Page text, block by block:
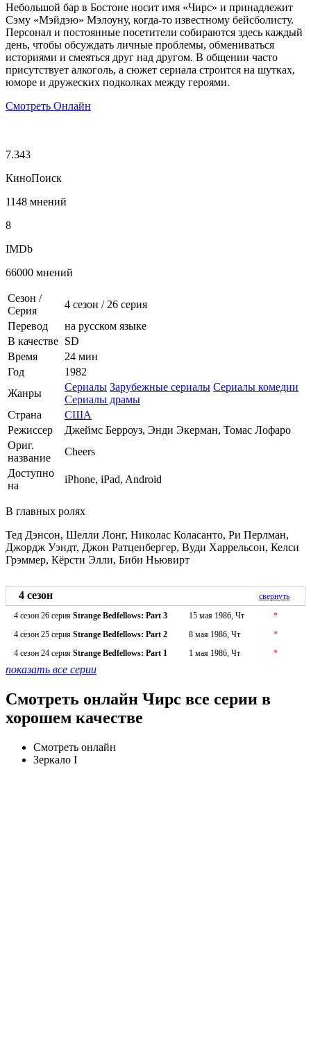
Небольшой бар в Бостоне носит имя «Чирс» и принадлежит
Сэму «Мэйдэю» Мэлоуну, когда‑то известному бейсболисту.
Персонал и постоянные посетители собираются здесь каждый
день, чтобы обсуждать личные проблемы, обмениваться
историями и смеяться друг над другом. В общении часто
присутствует алкоголь, а сюжет сериала строится на шутках,
юморе и дружеских подколках между героями.
Смотреть Онлайн
7.343
КиноПоиск
1148 мнений
8
IMDb
66000 мнений
Сезон /
Серия
4 сезон / 26 серия
Перевод
на русском языке
В качестве SD
Время
24 мин
Год
1982
Жанры
Сериалы Зарубежные сериалы Сериалы комедии
Сериалы драмы
Страна
США
Режиссер
Джеймс Берроуз, Энди Экерман, Томас Лофаро
Ориг.
название
Cheers
Доступно
на
iPhone, iPad, Android
В главных ролях
Тед Дэнсон, Шелли Лонг, Николас Коласанто, Ри Перлман,
Джордж Уэндт, Джон Ратценбергер, Вуди Харрельсон, Келси
Грэммер, Кёрсти Элли, Биби Ньювирт
4 сезон
свернуть
4 сезон 26 серия Strange Bedfellows: Part 3 15 мая 1986, Чт
*
4 сезон 25 серия Strange Bedfellows: Part 2 8 мая 1986, Чт
*
4 сезон 24 серия Strange Bedfellows: Part 1 1 мая 1986, Чт *
показать все серии
Смотреть онлайн Чирс все серии в
хорошем качестве
Смотреть онлайн
Зеркало I